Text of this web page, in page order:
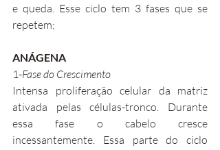
e queda. Esse ciclo tem 3 fases que se
repetem;
ANÁGENA
1-Fase do Crescimento
Intensa proliferação celular da matriz
ativada pelas células-tronco. Durante
essa fase o cabelo cresce
incessantemente. Essa parte do ciclo